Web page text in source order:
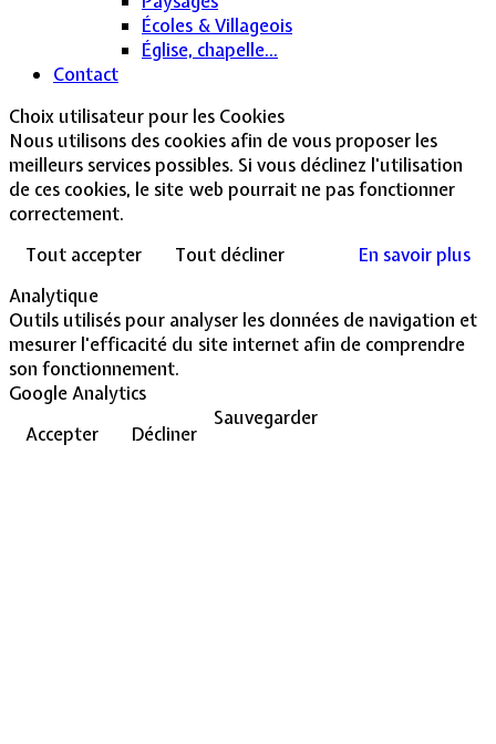
Écoles & Villageois
Église, chapelle...
Contact
Choix utilisateur pour les Cookies
Nous utilisons des cookies afin de vous proposer les
meilleurs services possibles. Si vous déclinez l'utilisation
de ces cookies, le site web pourrait ne pas fonctionner
correctement.
Tout accepter
Tout décliner
En savoir plus
Analytique
Outils utilisés pour analyser les données de navigation et
mesurer l'efficacité du site internet afin de comprendre
son fonctionnement.
Google Analytics
Accepter
Décliner
Sauvegarder